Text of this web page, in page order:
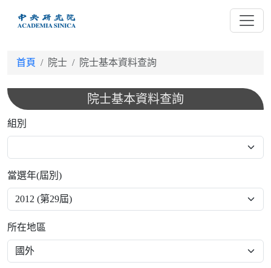
首頁 院士 院士基本資料查詢
院士基本資料查詢
組別
當選年(屆別)
所在地區